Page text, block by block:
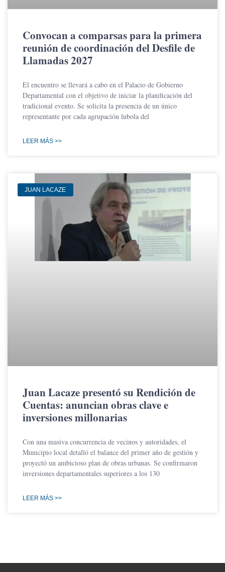
Convocan a comparsas para la primera
reunión de coordinación del Desfile de
Llamadas 2027
El encuentro se llevará a cabo en el Palacio de Gobierno
Departamental con el objetivo de iniciar la planificación del
tradicional evento. Se solicita la presencia de un único
representante por cada agrupación lubola del
LEER MÁS >>
JUAN LACAZE
Juan Lacaze presentó su Rendición de
Cuentas: anuncian obras clave e
inversiones millonarias
Con una masiva concurrencia de vecinos y autoridades, el
Municipio local detalló el balance del primer año de gestión y
proyectó un ambicioso plan de obras urbanas. Se confirmaron
inversiones departamentales superiores a los 130
LEER MÁS >>